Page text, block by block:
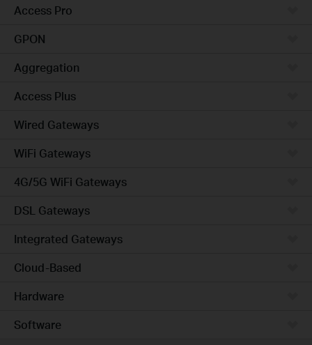
Access Pro
GPON
Aggregation
Access Plus
Wired Gateways
WiFi Gateways
4G/5G WiFi Gateways
DSL Gateways
Integrated Gateways
Cloud-Based
Hardware
Software